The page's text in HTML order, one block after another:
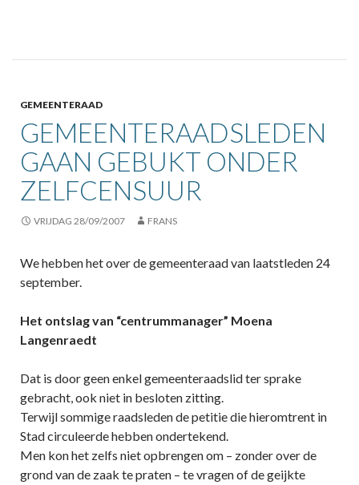
GEMEENTERAAD
GEMEENTERAADSLEDEN
GAAN GEBUKT ONDER
ZELFCENSUUR
VRIJDAG 28/09/2007 FRANS
We hebben het over de gemeenteraad van laatstleden 24
september.
Het ontslag van “centrummanager” Moena
Langenraedt
Dat is door geen enkel gemeenteraadslid ter sprake
gebracht, ook niet in besloten zitting.
Terwijl sommige raadsleden de petitie die hieromtrent in
Stad circuleerde hebben ondertekend.
Men kon het zelfs niet opbrengen om – zonder over de
grond van de zaak te praten – te vragen of de geijkte